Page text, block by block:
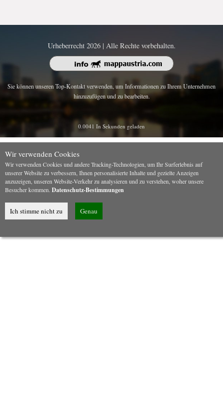
Urheberrecht 2026 | Alle Rechte vorbehalten.
Sie können unseren Top-Kontakt verwenden, um Informationen zu Ihrem Unternehmen
hinzuzufügen und zu bearbeiten.
0.0041 In Sekunden geladen
Wir verwenden Cookies
Wir verwenden Cookies und andere Tracking-Technologien, um Ihr Surferlebnis auf
unserer Website zu verbessern, Ihnen personalisierte Inhalte und gezielte Anzeigen
anzuzeigen, unseren Website-Verkehr zu analysieren und zu verstehen, woher unsere
Besucher kommen. Datenschutz-Bestimmungen
Ich stimme nicht zu Genau